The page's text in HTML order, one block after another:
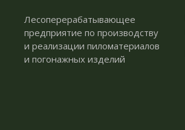
Лесоперерабатывающее
предприятие по производству
и реализации пиломатериалов
и погонажных изделий